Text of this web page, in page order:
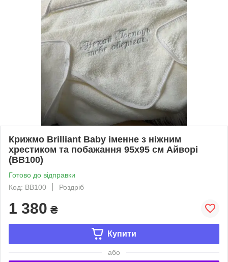
Крижмо Brilliant Baby іменне з ніжним
хрестиком та побажання 95х95 см Айворі
(BB100)
Готово до відправки
Код: BB100
Роздріб
1 380 ₴
Купити
або